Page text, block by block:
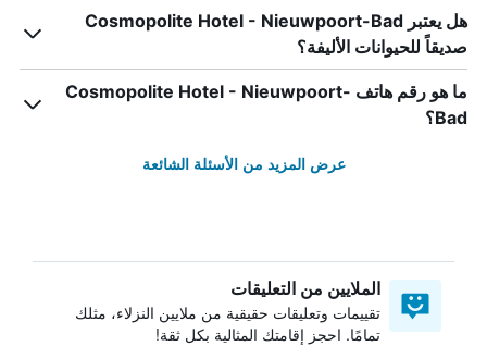
هل يعتبر Cosmopolite Hotel - Nieuwpoort-Bad
صديقاً للحيوانات الأليفة؟
ما هو رقم هاتف Cosmopolite Hotel - Nieuwpoort-
Bad؟
عرض المزيد من الأسئلة الشائعة
الملايين من التعليقات
تقييمات وتعليقات حقيقية من ملايين النزلاء، مثلك
تمامًا. احجز إقامتك المثالية بكل ثقة!